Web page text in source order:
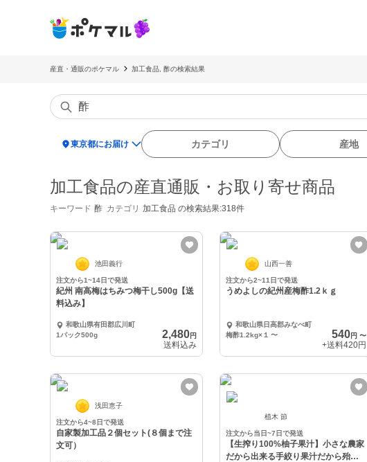
産直・通販のポケマル 加工食品, 酢の検索結果
location_on東京都にお届け カテゴリ 産地
加工食品の産直通販・お取り寄せ商品
キーワード 酢 カテゴリ 加工食品 の検索結果:318件
池田義行
注文から1~14日で発送
紀州 南高梅はちみつ梅干し500g【送
料込み】
和歌山県有田郡広川町
1パック500g
2,480円
送料込み
山西一善
注文から2~11日で発送
うめよしの紀州産梅酢1.2ｋｇ
和歌山県日高郡みなべ町
梅酢1.2kg×１ 〜 540円 〜
+送料420円
浅田恵子
注文から4~8日で発送
自家製加工品２個セット(８個まで注
文可）
植木 節
注文から当日~7日で発送
【生搾り100%柚子果汁】小さな農家
だから出来る手絞り果汁だから殆ど